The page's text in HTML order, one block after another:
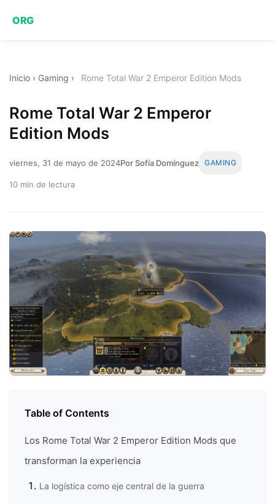
ORG
Inicio › Gaming › Rome Total War 2 Emperor Edition Mods
Rome Total War 2 Emperor
Edition Mods
viernes, 31 de mayo de 2024Por Sofía Domínguez GAMING
10 min de lectura
Table of Contents
Los Rome Total War 2 Emperor Edition Mods que
transforman la experiencia
La logística como eje central de la guerra